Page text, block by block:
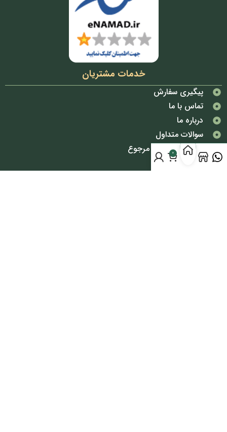
خدمات مشتریان
پیگیری سفارش
تماس با ما
درباره ما
سوالات متداول
شرایط تعویض و مرجوع
قوانین و مقررات
0